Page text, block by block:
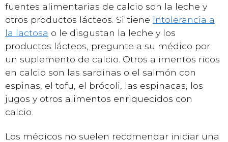
fuentes alimentarias de calcio son la leche y
otros productos lácteos. Si tiene intolerancia a
la lactosa o le disgustan la leche y los
productos lácteos, pregunte a su médico por
un suplemento de calcio. Otros alimentos ricos
en calcio son las sardinas o el salmón con
espinas, el tofu, el brócoli, las espinacas, los
jugos y otros alimentos enriquecidos con
calcio.
Los médicos no suelen recomendar iniciar una